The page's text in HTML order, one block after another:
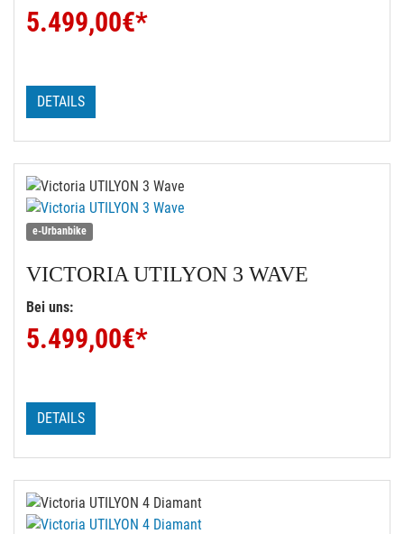
5.499,00€*
DETAILS
e-Urbanbike
VICTORIA UTILYON 3 WAVE
Bei uns:
5.499,00€*
DETAILS